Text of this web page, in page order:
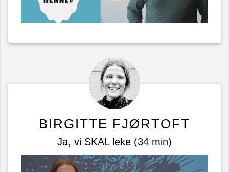
BIRGITTE FJØRTOFT
Ja, vi SKAL leke (34 min)